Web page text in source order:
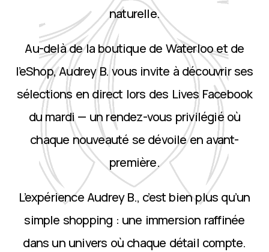
naturelle.
Au-delà de la boutique de Waterloo et de
l’eShop, Audrey B. vous invite à découvrir ses
sélections en direct lors des Lives Facebook
du mardi — un rendez-vous privilégié où
chaque nouveauté se dévoile en avant-
première.
L’expérience Audrey B., c’est bien plus qu’un
simple shopping : une immersion raffinée
dans un univers où chaque détail compte.